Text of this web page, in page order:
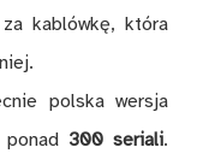
kablówkę, która
polska wersja
300 seriali.